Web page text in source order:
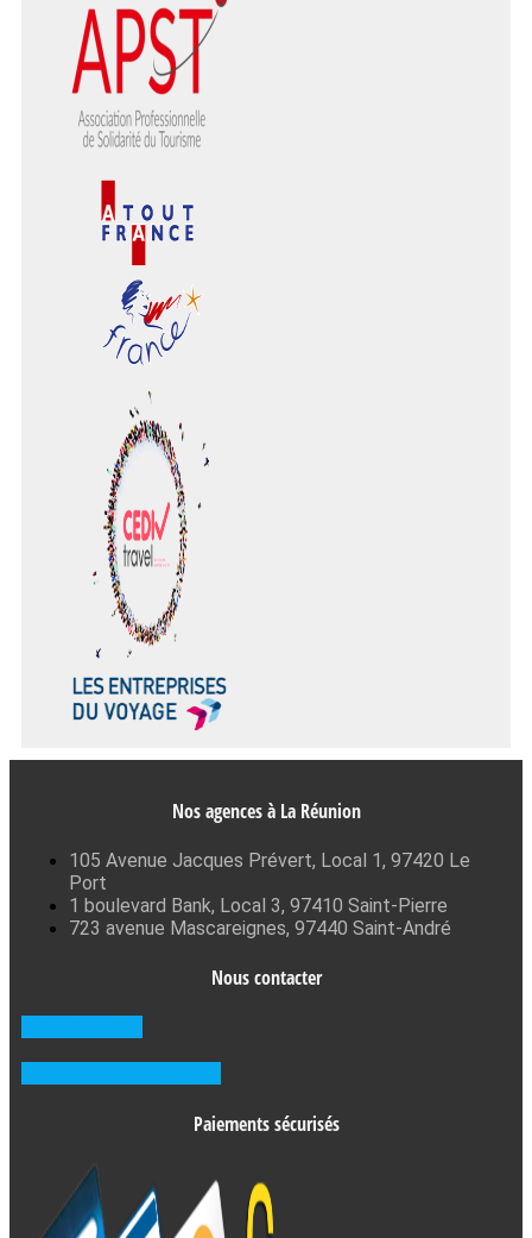
Nos agences à La Réunion
105 Avenue Jacques Prévert, Local 1, 97420 Le
Port
1 boulevard Bank, Local 3, 97410 Saint-Pierre
723 avenue Mascareignes, 97440 Saint-André
Nous contacter
Paiements sécurisés